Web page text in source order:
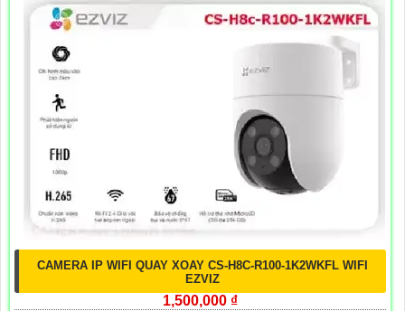
CAMERA IP WIFI QUAY XOAY CS-H8C-R100-1K2WKFL WIFI
EZVIZ
1,500,000 ₫